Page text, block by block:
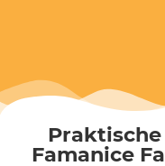
Famanice